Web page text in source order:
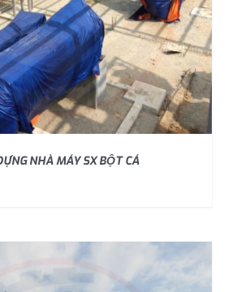
NHÀ MÁY SX BỘT CÁ